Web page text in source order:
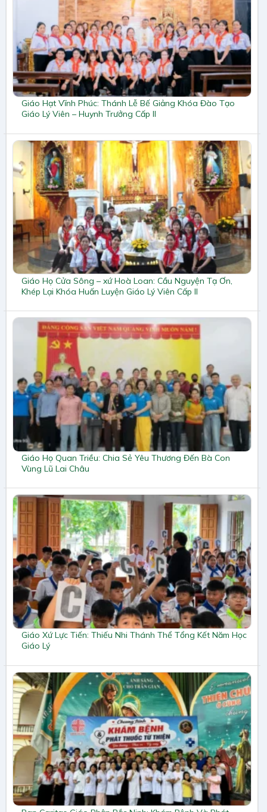
Giáo Hạt Vĩnh Phúc: Thánh Lễ Bế Giảng Khóa Đào Tạo
Giáo Lý Viên – Huynh Trưởng Cấp II
Giáo Họ Cửa Sông – xứ Hoà Loan: Cầu Nguyện Tạ Ơn,
Khép Lại Khóa Huấn Luyện Giáo Lý Viên Cấp II
Giáo Họ Quan Triều: Chia Sẻ Yêu Thương Đến Bà Con
Vùng Lũ Lai Châu
Giáo Xứ Lực Tiến: Thiếu Nhi Thánh Thể Tổng Kết Năm Học
Giáo Lý